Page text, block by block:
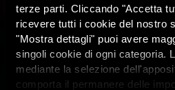
terze parti. Cliccando "Accetta
ricevere tutti i cookie del nostro
"Mostra dettagli" puoi avere
singoli cookie di ogni categoria.
mediante la selezione
comporta il permanere delle